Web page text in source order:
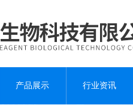
产品展示 行业资讯